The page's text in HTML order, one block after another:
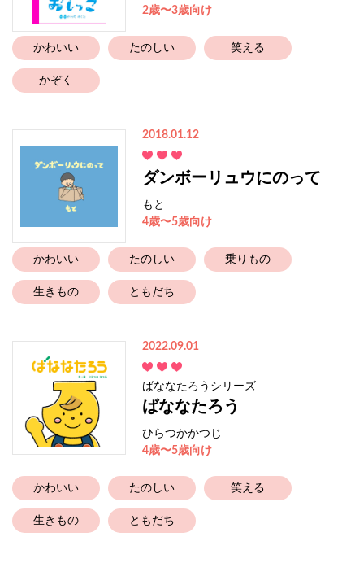
2歳〜3歳向け
かわいい たのしい 笑える
かぞく
2018.01.12
ダンボーリュウにのって
もと
4歳〜5歳向け
かわいい たのしい 乗りもの
生きもの ともだち
2022.09.01
ばななたろうシリーズ
ばななたろう
ひらつかかつじ
4歳〜5歳向け
かわいい たのしい 笑える
生きもの ともだち